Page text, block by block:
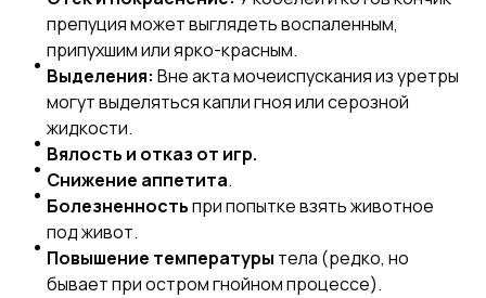
препуция может выглядеть воспаленным,
припухшим или ярко-красным.
Выделения: Вне акта мочеиспускания из уретры
могут выделяться капли гноя или серозной
жидкости.
Вялость и отказ от игр.
Снижение аппетита.
Болезненностьпри попытке взять животное
под живот.
Повышение температуры тела (редко, но
бывает при остром гнойном процессе).